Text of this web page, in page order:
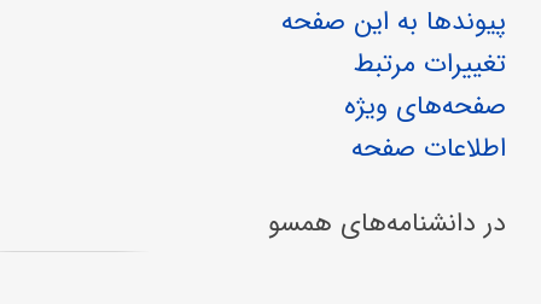
پیوندها به این صفحه
تغییرات مرتبط
صفحه‌های ویژه
اطلاعات صفحه
در دانشنامه‌های همسو